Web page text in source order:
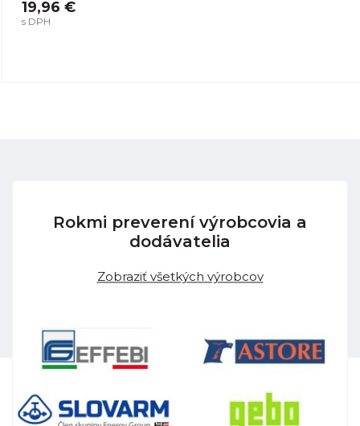
19,96 €
s DPH
Rokmi preverení výrobcovia a
dodávatelia
Zobraziť všetkých výrobcov